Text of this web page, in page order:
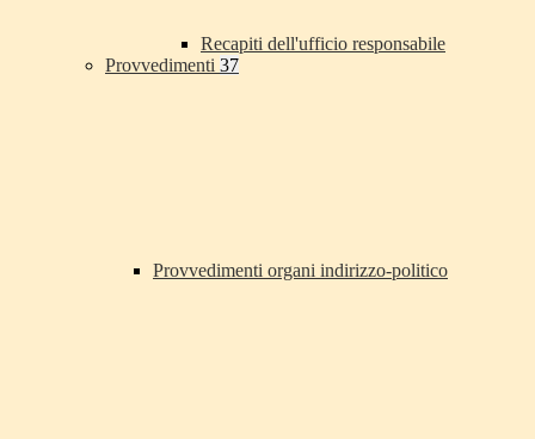
Recapiti dell'ufficio responsabile
Provvedimenti 37
Provvedimenti organi indirizzo-politico